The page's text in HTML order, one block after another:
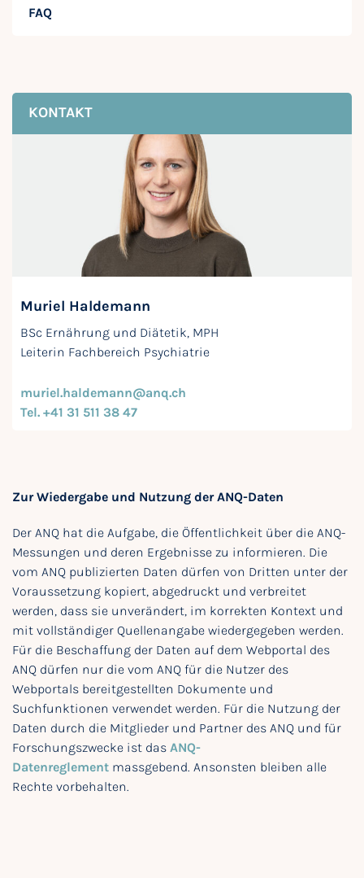
FAQ
KONTAKT
Muriel Haldemann
BSc Ernährung und Diätetik, MPH
Leiterin Fachbereich Psychiatrie
muriel.haldemann@anq.ch
Tel. +41 31 511 38 47
Zur Wiedergabe und Nutzung der ANQ-Daten
Der ANQ hat die Aufgabe, die Öffentlichkeit über die ANQ-
Messungen und deren Ergebnisse zu informieren. Die
vom ANQ publizierten Daten dürfen von Dritten unter der
Voraussetzung kopiert, abgedruckt und verbreitet
werden, dass sie unverändert, im korrekten Kontext und
mit vollständiger Quellenangabe wiedergegeben werden.
Für die Beschaffung der Daten auf dem Webportal des
ANQ dürfen nur die vom ANQ für die Nutzer des
Webportals bereitgestellten Dokumente und
Suchfunktionen verwendet werden. Für die Nutzung der
Daten durch die Mitglieder und Partner des ANQ und für
Forschungszwecke ist das ANQ-
Datenreglement massgebend. Ansonsten bleiben alle
Rechte vorbehalten.